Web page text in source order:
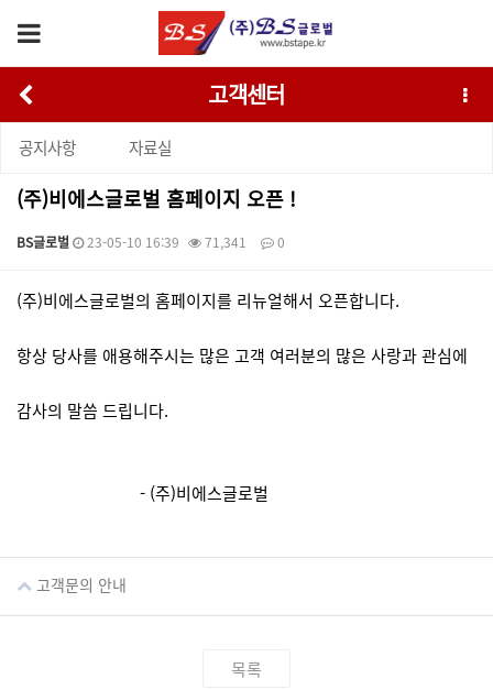
고객센터
공지사항 자료실
(주)비에스글로벌 홈페이지 오픈 !
BS글로벌 23-05-10 16:39 71,341 0
본문
(주)비에스글로벌의 홈페이지를 리뉴얼해서 오픈합니다.
항상 당사를 애용해주시는 많은 고객 여러분의 많은 사랑과 관심에
감사의 말씀 드립니다.
- (주)비에스글로벌
고객문의 안내
목록